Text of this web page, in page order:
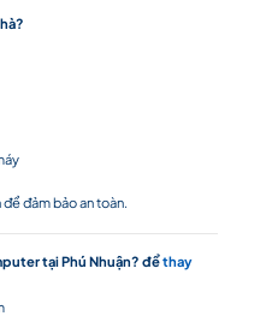
đảm bảo an toàn.
tại Phú Nhuận? đểthay